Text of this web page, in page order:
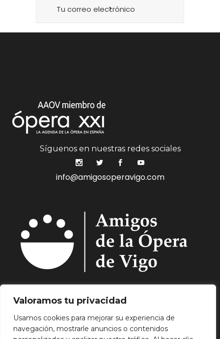
Valoramos tu privacidad
Usamos cookies para mejorar su experiencia de
navegación, mostrarle anuncios o contenidos
Síguenos en nuestras redes sociales
info@amigosoperavigo.com
Quiénes Somos. Asóciate.
Contacto.